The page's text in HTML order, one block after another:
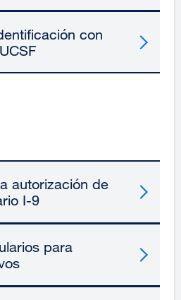
con
autorización de
I-9
para